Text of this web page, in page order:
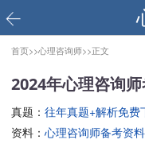
首页>>心理咨询师>>正文
2024年心理咨询师
真题： 往年真题+解析免费
资料： 心理咨询师备考资